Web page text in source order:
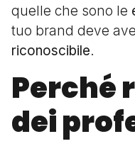
quelle che sono le
tuo brand deve
riconoscibile.
Perché
dei